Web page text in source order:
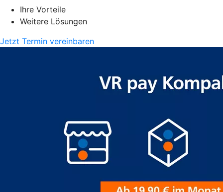
Ihre Vorteile
Weitere Lösungen
Jetzt Termin vereinbaren